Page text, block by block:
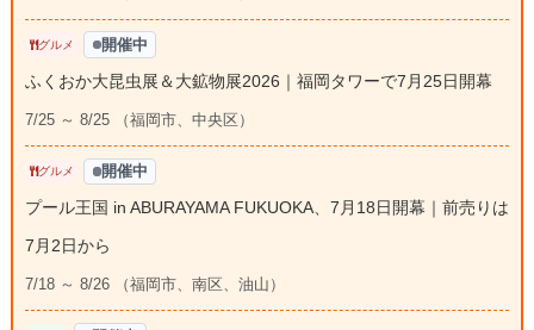
グルメ 開催中
ふくおか大昆虫展＆大鉱物展2026｜福岡タワーで7月25日開幕
7/25 ～ 8/25 （福岡市、中央区）
グルメ 開催中
プール王国 in ABURAYAMA FUKUOKA、7月18日開幕｜前売りは
7月2日から
7/18 ～ 8/26 （福岡市、南区、油山）